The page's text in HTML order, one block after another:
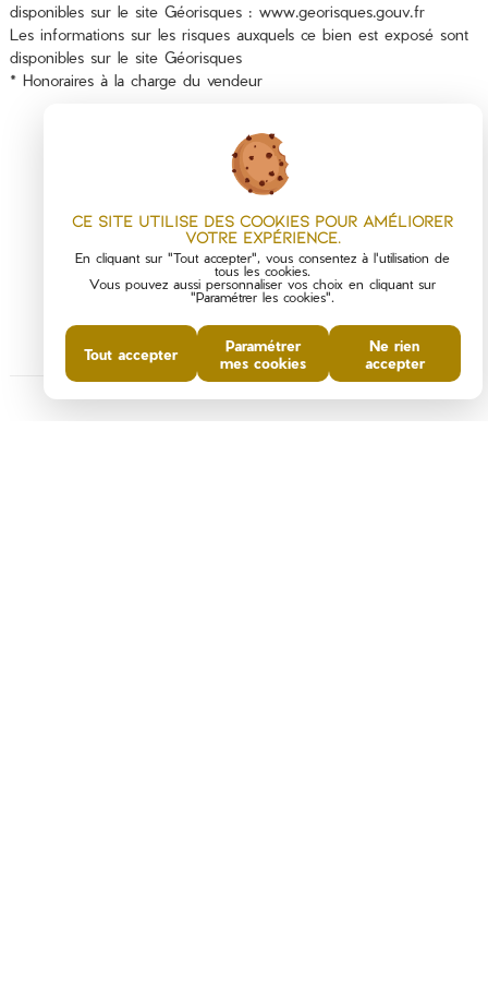
disponibles sur le site Géorisques : www.georisques.gouv.fr
Les informations sur les risques auxquels ce bien est exposé sont
disponibles sur le site Géorisques
* Honoraires à la charge du vendeur
PARTAGER :
Ce site utilise des cookies pour améliorer
votre expérience.
En cliquant sur "Tout accepter", vous consentez à l'utilisation de
tous les cookies.
Vous pouvez aussi personnaliser vos choix en cliquant sur
"Paramétrer les cookies".
Tout accepter
Paramétrer
mes cookies
Ne rien
accepter